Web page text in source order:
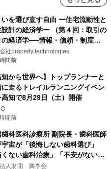
を選び直す自由 ー住宅流動性と
設計の経済学ー （第４回：取引の
の経済学──情報・信頼・制度を
はどう組み替えるか）｜
Lab
社property technologies
間前
知から世界へ】トップランナーと
に走るトレイルランニングイベン
高知で8月29日（土）開催
間前
歯科医科診療所 副院長・歯科医師
宙が「後悔しない歯科選び」
くない歯科治療」「不安がない治
」をテーマに専門監修
人財団 興学会